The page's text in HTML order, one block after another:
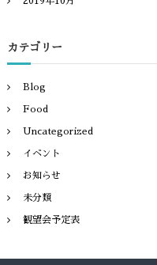
カテゴリー
Blog
Food
Uncategorized
イベント
お知らせ
未分類
観望会予定表